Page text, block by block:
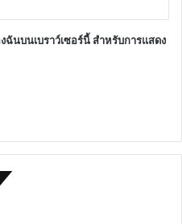
นบนเบราว์เซอร์นี้ สำหรับการแสดง